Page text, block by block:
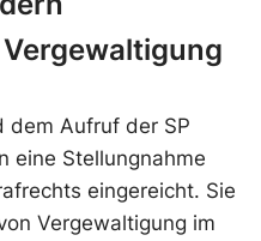
dem Aufruf der SP
eine Stellungnahme
eingereicht. Sie
Vergewaltigung im